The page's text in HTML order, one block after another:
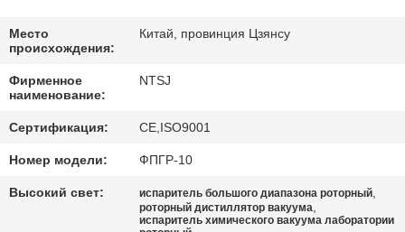
МЫ
НОВОСТИ
СПРОСИТЕ
ЦИТАТУ
Место
происхождения:
Китай, провинция Цзянсу
Фирменное
наименование:
NTSJ
Сертификация: CE,ISO9001
Номер модели: ФПГР-10
Высокий свет: испаритель большого диапазона роторный,
роторный дистиллятор вакуума,
испаритель химического вакуума лаборатории